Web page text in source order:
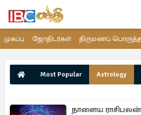
முகப்பு ஜோதிடர்கள் திருமணப்
Most Popular Astrology
நாளைய ராசிபலன்